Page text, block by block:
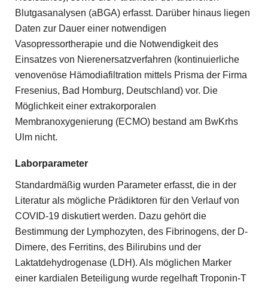
Blutgasanalysen (aBGA) erfasst. Darüber hinaus liegen
Daten zur Dauer einer notwendigen
Vasopressortherapie und die Notwendigkeit des
Einsatzes von Nierenersatzverfahren (kontinuierliche
venovenöse Hämodiafiltration mittels Prisma der Firma
Fresenius, Bad Homburg, Deutschland) vor. Die
Möglichkeit einer extrakorporalen
Membranoxygenierung (ECMO) bestand am BwKrhs
Ulm nicht.
Laborparameter
Standardmäßig wurden Parameter erfasst, die in der
Literatur als mögliche Prädiktoren für den Verlauf von
COVID-19 diskutiert werden. Dazu gehört die
Bestimmung der Lymphozyten, des Fibrinogens, der D-
Dimere, des Ferritins, des Bilirubins und der
Laktatdehydrogenase (LDH). Als möglichen Marker
einer kardialen Beteiligung wurde regelhaft Troponin-T